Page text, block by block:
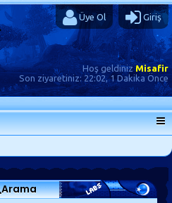
Üye Ol Giriş
Hoş geldinizMisafir
Son ziyaretiniz: 22:02, 1 Dakika Önce
Arama